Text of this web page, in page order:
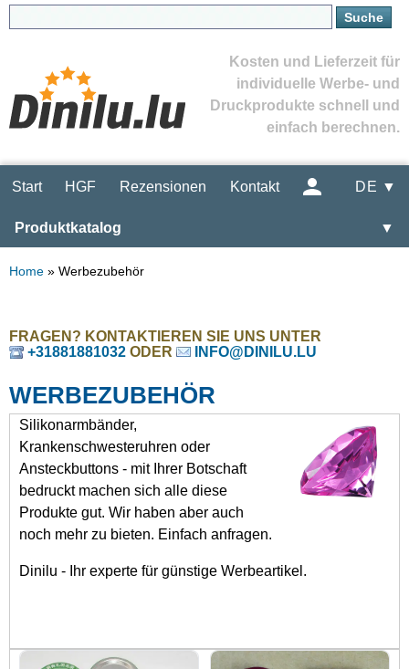
Kosten und Lieferzeit für
individuelle Werbe- und
Druckprodukte schnell und
einfach berechnen.
Start HGF Rezensionen Kontakt DE ▼
Produktkatalog ▼
Home » Werbezubehör
FRAGEN? KONTAKTIEREN SIE UNS UNTER
+31881881032 ODER INFO@DINILU.LU
WERBEZUBEHÖR
Silikonarmbänder,
Krankenschwesteruhren oder
Ansteckbuttons - mit Ihrer Botschaft
bedruckt machen sich alle diese
Produkte gut. Wir haben aber auch
noch mehr zu bieten. Einfach anfragen.
Dinilu - Ihr experte für günstige Werbeartikel.